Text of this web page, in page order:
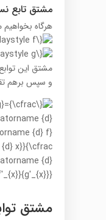
مشتق تابع
هرگاه
مشتق این
و سپس برهم
مشتق